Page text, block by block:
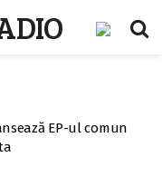
EP-ul comun